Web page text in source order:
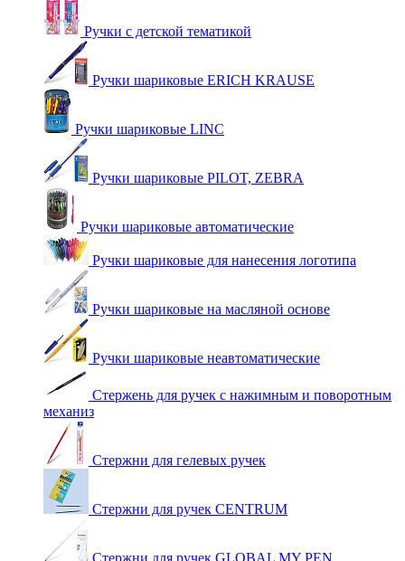
Ручки с детской тематикой
Ручки шариковые ERICH KRAUSE
Ручки шариковые LINC
Ручки шариковые PILOT, ZEBRA
Ручки шариковые автоматические
Ручки шариковые для нанесения логотипа
Ручки шариковые на масляной основе
Ручки шариковые неавтоматические
Стержень для ручек с нажимным и поворотным
механиз
Стержни для гелевых ручек
Стержни для ручек CENTRUM
Стержни для ручек GLOBAL MY PEN